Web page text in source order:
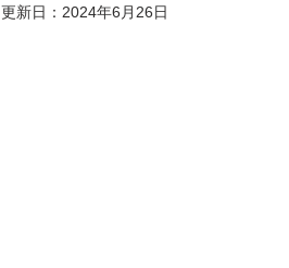
更新日： 2024年6月26日